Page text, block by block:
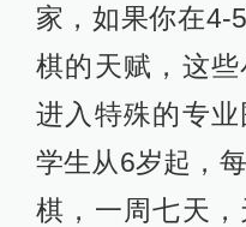
家，如果你在4-
棋的天赋，这
进入特殊的专业
学生从6岁起，
棋，一周七天